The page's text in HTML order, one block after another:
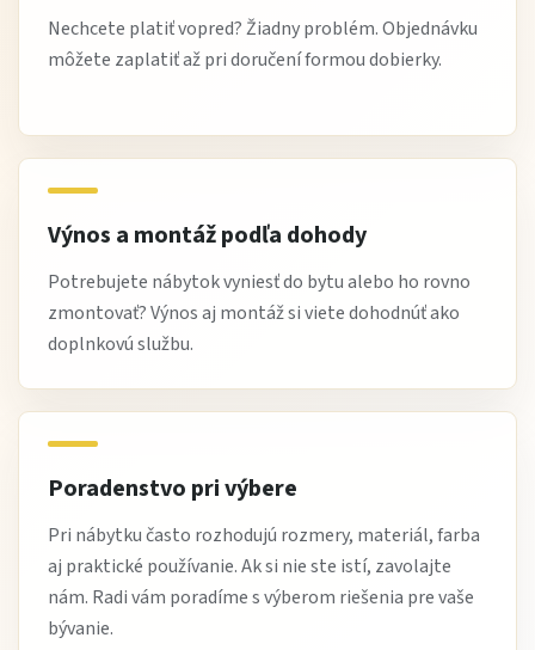
domáce zaťaženie.
Je montáž náročná?
návodom.
Je vhodná aj do menších bytov?
Áno, jej rozmerovo kompaktný dizajn je vhodný aj do
menších priestorov.
Čo si na nej zákazníci najviac obľúbili
elegantný dizajn a univerzálne využitie v domácnosti.
Veľmi pozitívne hodnotia aj jej schopnosť zapadnúť do
rôznych interiérov.
Stručne:
Komoda Kora KK1jepraktická komoda do obývačky a
spálne, ktorá ponúka úložný priestor v elegantnom
Nechcete platiť vopred? Žiadny problém. Objednávku
môžete zaplatiť až pri doručení formou dobierky.
Výnos a montáž podľa dohody
Potrebujete nábytok vyniesť do bytu alebo ho rovno
zmontovať? Výnos aj montáž si viete dohodnúť ako
doplnkovú službu.
Poradenstvo pri výbere
Pri nábytku často rozhodujú rozmery, materiál, farba
aj praktické používanie. Ak si nie ste istí, zavolajte
nám. Radi vám poradíme s výberom riešenia pre vaše
bývanie.